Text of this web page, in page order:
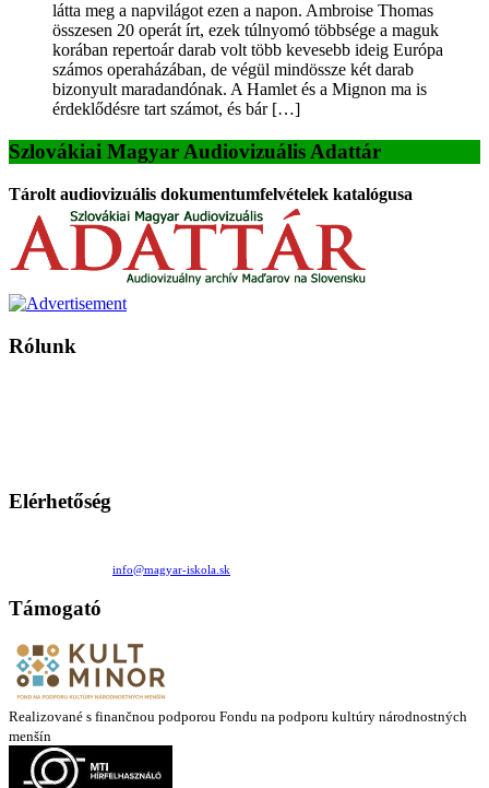
látta meg a napvilágot ezen a napon. Ambroise Thomas
összesen 20 operát írt, ezek túlnyomó többsége a maguk
korában repertoár darab volt több kevesebb ideig Európa
számos operaházában, de végül mindössze két darab
bizonyult maradandónak. A Hamlet és a Mignon ma is
érdeklődésre tart számot, és bár […]
Szlovákiai Magyar Audiovizuális Adattár
Tárolt audiovizuális dokumentumfelvételek katalógusa
Rólunk
Elérhetőség
info@magyar-iskola.sk
Támogató
Realizované s finančnou podporou Fondu na podporu kultúry národnostných
menšín